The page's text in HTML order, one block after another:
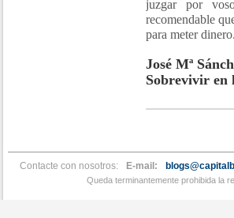
juzgar por
recomendable
para meter dinero.
José Mª
Sobrevivir en
Contacte con nosotros: E-mail:
Queda terminantemente prohibida la